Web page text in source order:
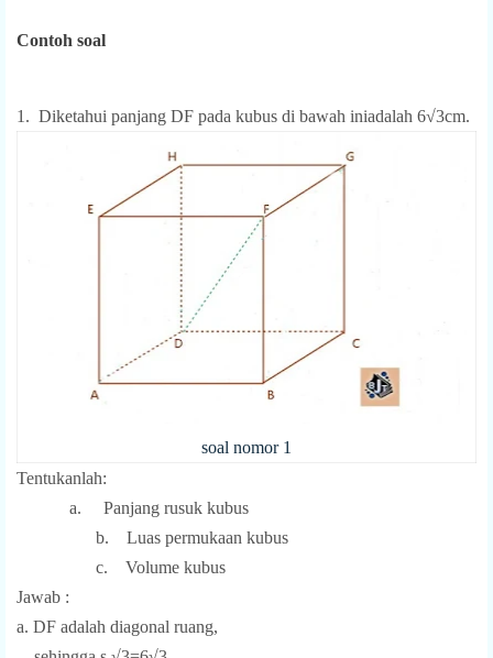
Contoh soal
1. Diketahui panjang DF pada kubus di bawah iniadalah 6√3cm.
soal nomor 1
Tentukanlah:
a.
Panjang rusuk kubus
b. Luas permukaan kubus
c. Volume kubus
Jawab :
a. DF adalah diagonal ruang,